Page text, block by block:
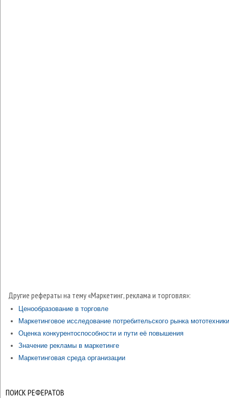
Другие рефераты на тему «Маркетинг, реклама и торговля»:
Ценообразование в торговле
Маркетинговое исследование потребительского рынка мототехники
Оценка конкурентоспособности и пути её повышения
Значение рекламы в маркетинге
Маркетинговая среда организации
ПОИСК РЕФЕРАТОВ